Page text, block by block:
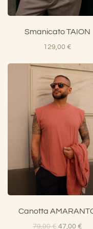
Smanicato TAION
129,00 €
Canotta
79,00€ Il
47,00 €Il